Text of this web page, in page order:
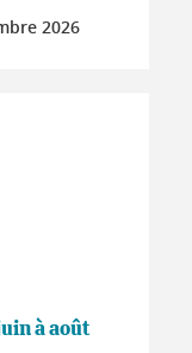
2026
à août